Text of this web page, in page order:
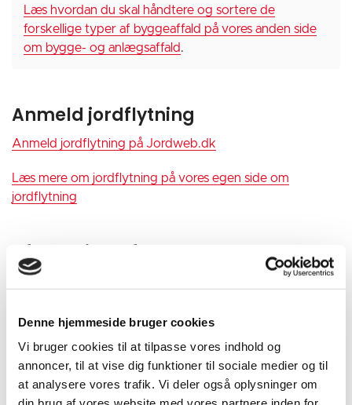
Denne hjemmeside bruger cookies
Vi bruger cookies til at tilpasse vores indhold og
annoncer, til at vise dig funktioner til sociale medier og til
at analysere vores trafik. Vi deler også oplysninger om
Læs hvordan du skal håndtere og sortere de
forskellige typer af byggeaffald på vores anden side
om bygge- og anlægsaffald.
Anmeld jordflytning
Anmeld jordflytning på Jordweb.dk
Læs mere om jordflytning på vores egen side om
jordflytning
Afhentning af
asbestholdigt affald
Åbn alle
Om asbest
Afhentningen af asbestholdigt affald